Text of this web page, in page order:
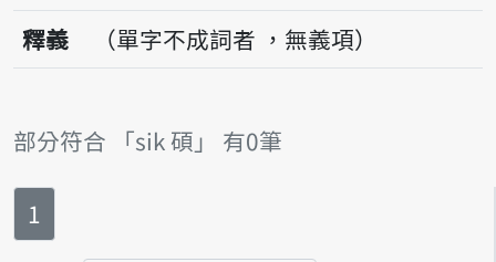
釋義
（單字不成詞者 ，無義項）
部分符合 「sik 碩」 有0筆
第
1